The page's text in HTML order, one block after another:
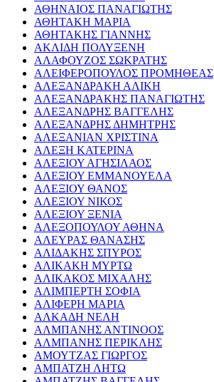
ΑΘΗΝΑΙΟΣ ΠΑΝΑΓΙΩΤΗΣ
ΑΘΗΤΑΚΗ ΜΑΡΙΑ
ΑΘΗΤΑΚΗΣ ΓΙΑΝΝΗΣ
ΑΚΛΙΔΗ ΠΟΛΥΞΕΝΗ
ΑΛΑΦΟΥΖΟΣ ΣΩΚΡΑΤΗΣ
ΑΛΕΙΦΕΡΟΠΟΥΛΟΣ ΠΡΟΜΗΘΕΑΣ
ΑΛΕΞΑΝΔΡΑΚΗ ΑΛΙΚΗ
ΑΛΕΞΑΝΔΡΑΚΗΣ ΠΑΝΑΓΙΩΤΗΣ
ΑΛΕΞΑΝΔΡΗΣ ΒΑΓΓΕΛΗΣ
ΑΛΕΞΑΝΔΡΗΣ ΔΗΜΗΤΡΗΣ
ΑΛΕΞΑΝΙΑΝ ΧΡΙΣΤΙΝΑ
ΑΛΕΞΗ ΚΑΤΕΡΙΝΑ
ΑΛΕΞΙΟΥ ΑΓΗΣΙΛΑΟΣ
ΑΛΕΞΙΟΥ ΕΜΜΑΝΟΥΕΛΑ
ΑΛΕΞΙΟΥ ΘΑΝΟΣ
ΑΛΕΞΙΟΥ ΝΙΚΟΣ
ΑΛΕΞΙΟΥ ΞΕΝΙΑ
ΑΛΕΞΟΠΟΥΛΟΥ ΑΘΗΝΑ
ΑΛΕΥΡΑΣ ΘΑΝΑΣΗΣ
ΑΛΙΔΑΚΗΣ ΣΠΥΡΟΣ
ΑΛΙΚΑΚΗ ΜΥΡΤΩ
ΑΛΙΚΑΚΟΣ ΜΙΧΑΛΗΣ
ΑΛΙΜΠΕΡΤΗ ΣΟΦΙΑ
ΑΛΙΦΕΡΗ ΜΑΡΙΑ
ΑΛΚΑΔΗ ΝΕΛΗ
ΑΛΜΠΑΝΗΣ ΑΝΤΙΝΟΟΣ
ΑΛΜΠΑΝΗΣ ΠΕΡΙΚΛΗΣ
ΑΜΟΥΤΖΑΣ ΓΙΩΡΓΟΣ
ΑΜΠΑΤΖΗ ΛΗΤΩ